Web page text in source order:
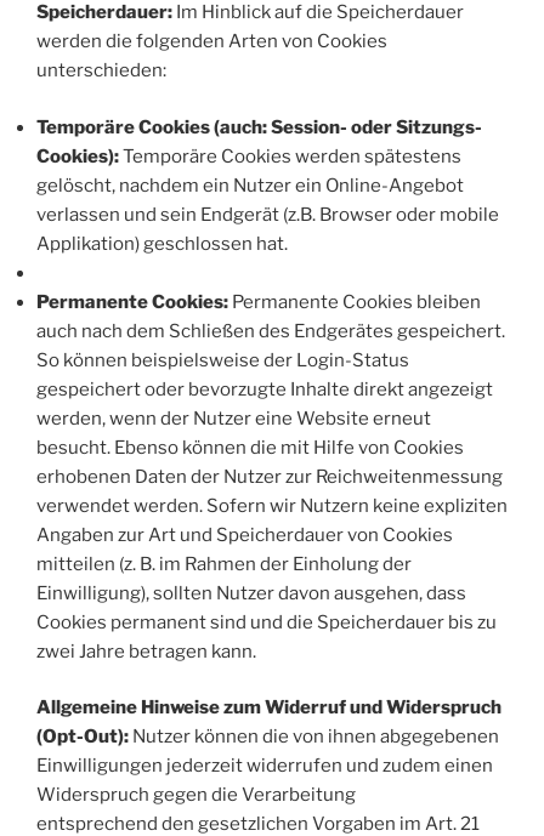
Speicherdauer: Im Hinblick auf die Speicherdauer
werden die folgenden Arten von Cookies
unterschieden:
Temporäre Cookies (auch: Session- oder Sitzungs-
Cookies):Temporäre Cookies werden spätestens
gelöscht, nachdem ein Nutzer ein Online-Angebot
verlassen und sein Endgerät (z.B. Browser oder mobile
Applikation) geschlossen hat.
Permanente Cookies: Permanente Cookies bleiben
auch nach dem Schließen des Endgerätes gespeichert.
So können beispielsweise der Login-Status
gespeichert oder bevorzugte Inhalte direkt angezeigt
werden, wenn der Nutzer eine Website erneut
besucht. Ebenso können die mit Hilfe von Cookies
erhobenen Daten der Nutzer zur Reichweitenmessung
verwendet werden. Sofern wir Nutzern keine expliziten
Angaben zur Art und Speicherdauer von Cookies
mitteilen (z. B. im Rahmen der Einholung der
Einwilligung), sollten Nutzer davon ausgehen, dass
Cookies permanent sind und die Speicherdauer bis zu
zwei Jahre betragen kann.
Allgemeine Hinweise zum Widerruf und Widerspruch
(Opt-Out): Nutzer können die von ihnen abgegebenen
Einwilligungen jederzeit widerrufen und zudem einen
Widerspruch gegen die Verarbeitung
entsprechend den gesetzlichen Vorgaben im Art. 21